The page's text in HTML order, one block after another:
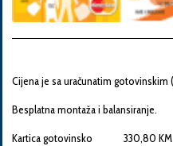
Vaša
Cijena je sa uračunatim
Besplatna montaža i balansiranje.
Kartica gotovinsko 330,80 KM